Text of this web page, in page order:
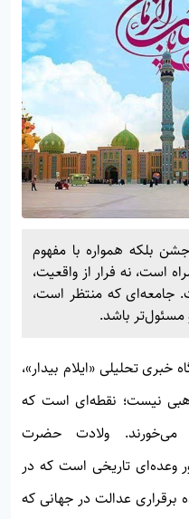
بلکه همواره با مفهوم
است، نه فرار از واقعیت،
جامعه‌ای که منتظر است،
و مسئول‌تر باشد.
خبری تحلیلی «ایلام بیدار»،
نیست؛ نقطه‌ای است که
ولادت حضرت
وعده‌ای تاریخی است که در
عدالت در جهانی که